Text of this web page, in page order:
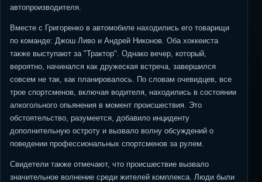
автопроизводителя.
Вместе с Григоренко в автомобиле находились его товарищи
по команде: Джош Ливо и Андрей Никонов. Оба хоккеиста
также выступают за "Трактор". Однако вечер, который,
вероятно, начинался как дружеская встреча, завершился
совсем не так, как планировалось. По словам очевидцев, все
трое спортсменов, включая водителя, находились в состоянии
алкогольного опьянения в момент происшествия. Это
обстоятельство, разумеется, добавило инциденту
дополнительную остроту и вызвало волну обсуждений о
поведении профессиональных спортсменов за рулем.
Свидетели также отмечают, что происшествие вызвало
значительное волнение среди жителей комплекса. Люди были